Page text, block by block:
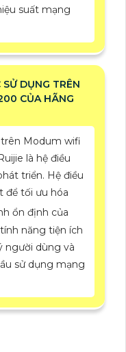
suất mạng
DỤNG TRÊN
CỦA HÃNG
Modum wifi
là hệ điều
triển. Hệ điều
để tối ưu hóa
ổn định của
năng tiện ích
người dùng và
sử dụng mạng